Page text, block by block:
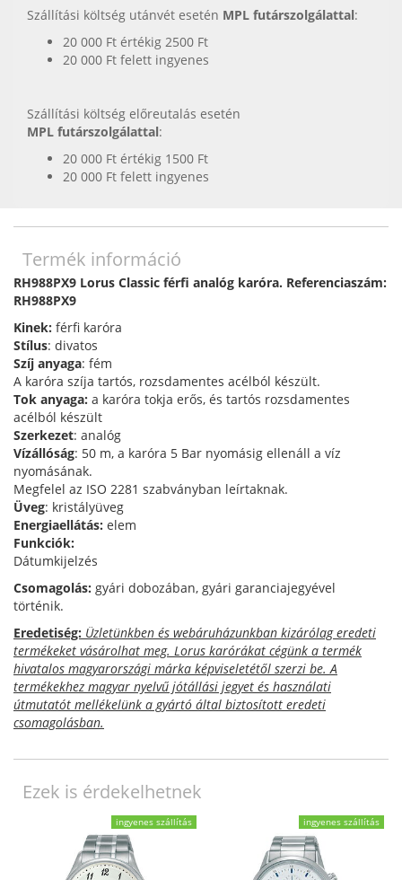
Szállítási költség utánvét esetén MPL futárszolgálattal:
20 000 Ft értékig 2500 Ft
20 000 Ft felett ingyenes
Szállítási költség előreutalás esetén
MPL futárszolgálattal:
20 000 Ft értékig 1500 Ft
20 000 Ft felett ingyenes
Termék információ
RH988PX9 Lorus Classic férfi analóg karóra. Referenciaszám:
RH988PX9
Kinek: férfi karóra
Stílus: divatos
Szíj anyaga: fém
A karóra szíja tartós, rozsdamentes acélból készült.
Tok anyaga: a karóra tokja erős, és tartós rozsdamentes
acélból készült
Szerkezet: analóg
Vízállóság: 50 m, a karóra 5 Bar nyomásig ellenáll a víz
nyomásának.
Megfelel az ISO 2281 szabványban leírtaknak.
Üveg: kristályüveg
Energiaellátás: elem
Funkciók:
Dátumkijelzés
Csomagolás: gyári dobozában, gyári garanciajegyével
történik.
Eredetiség: Üzletünkben és webáruházunkban kizárólag eredeti
termékeket vásárolhat meg. Lorus karórákat cégünk a termék
hivatalos magyarországi márka képviseletétől szerzi be. A
termékekhez magyar nyelvű jótállási jegyet és használati
útmutatót mellékelünk a gyártó által biztosított eredeti
csomagolásban.
Ezek is érdekelhetnek
ingyenes szállítás ingyenes szállítás